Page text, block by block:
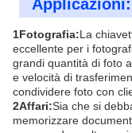
Applicazioni:
1Fotografia:La
eccellente per i
grandi quantità di foto
e velocità di
condividere foto con
2Affari:Sia che si
memorizzare